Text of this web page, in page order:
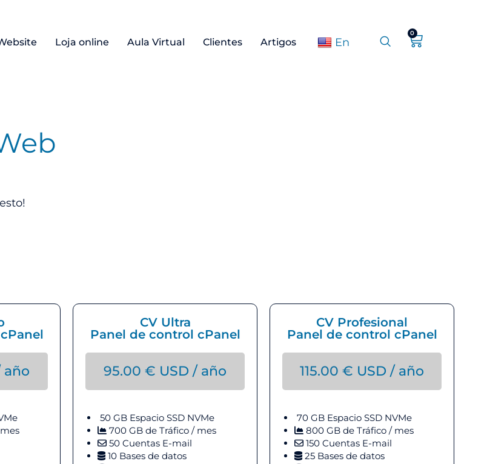
Loja online Aula Virtual Clientes Artigos En
0
año
CV Ultra
Panel de control cPanel
95.00 € USD / año
50 GB Espacio SSD NVMe
700 GB de Tráfico / mes
50 Cuentas E-mail
10 Bases de datos
CV Profesional
Panel de control cPanel
115.00 € USD / año
70 GB Espacio SSD NVMe
800 GB de Tráfico / mes
150 Cuentas E-mail
25 Bases de datos